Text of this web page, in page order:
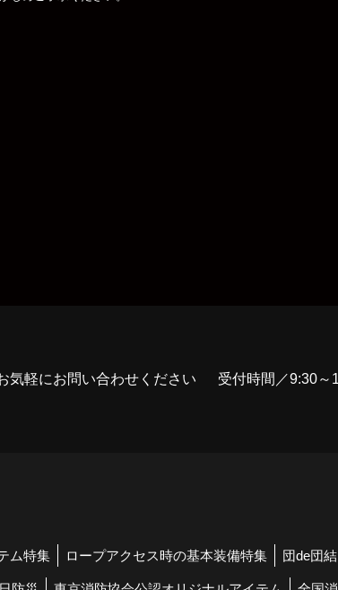
気軽にお問い合わせください 受付時間／9:30～
ム特集 ロープアクセス時の基本装備特集 団de団